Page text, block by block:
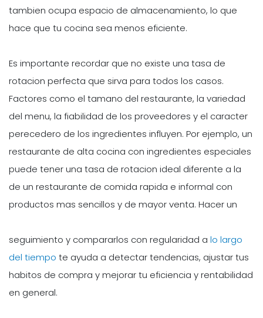
tambien ocupa espacio de almacenamiento, lo que
hace que tu cocina sea menos eficiente.
Es importante recordar que no existe una tasa de
rotacion perfecta que sirva para todos los casos.
Factores como el tamano del restaurante, la variedad
del menu, la fiabilidad de los proveedores y el caracter
perecedero de los ingredientes influyen. Por ejemplo, un
restaurante de alta cocina con ingredientes especiales
puede tener una tasa de rotacion ideal diferente a la
de un restaurante de comida rapida e informal con
productos mas sencillos y de mayor venta. Hacer un
seguimiento y compararlos con regularidad a lo largo
del tiempo te ayuda a detectar tendencias, ajustar tus
habitos de compra y mejorar tu eficiencia y rentabilidad
en general.